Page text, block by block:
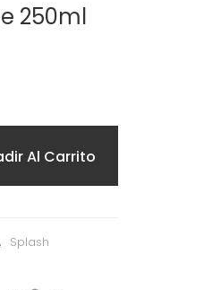
250ml
Al Carrito
, Splash